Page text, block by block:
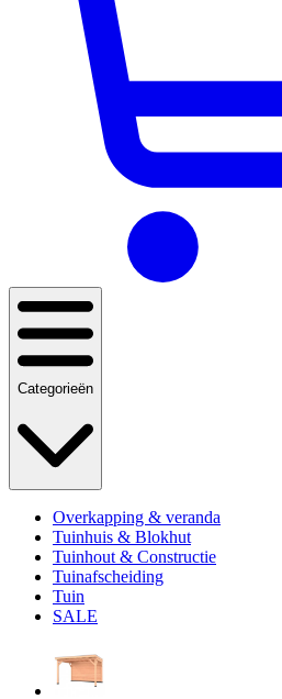
Categorieën
Overkapping & veranda
Tuinhuis & Blokhut
Tuinhout & Constructie
Tuinafscheiding
Tuin
SALE